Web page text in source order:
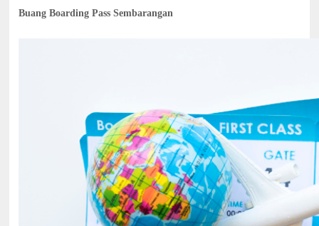
Buang Boarding Pass Sembarangan